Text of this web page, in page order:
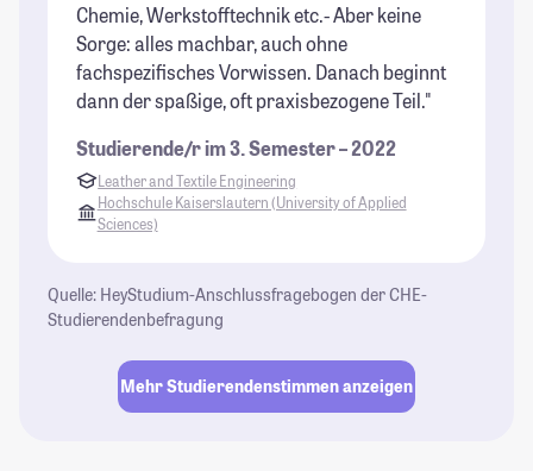
Chemie, Werkstofftechnik etc.- Aber keine
Sorge: alles machbar, auch ohne
fachspezifisches Vorwissen. Danach beginnt
dann der spaßige, oft praxisbezogene Teil."
Studierende/r im 3. Semester – 2022
Leather and Textile Engineering
Hochschule Kaiserslautern (University of Applied
Sciences)
Quelle: HeyStudium-Anschlussfragebogen der CHE-
Studierendenbefragung
Mehr Studierendenstimmen anzeigen